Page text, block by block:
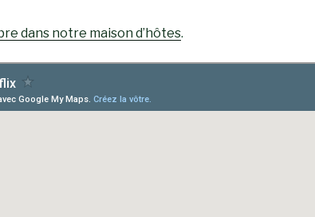
dans notre maison d’hôtes.